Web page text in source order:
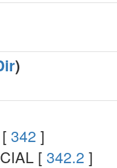
)
342 ]
[ 342.2 ]